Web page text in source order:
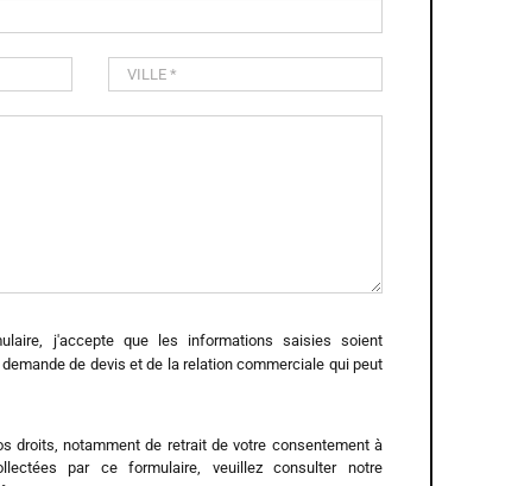
j'accepte que les informations saisies soient
de devis et de la relation commerciale qui peut
droits, notamment de retrait de votre consentement à
par ce formulaire, veuillez consulter notre